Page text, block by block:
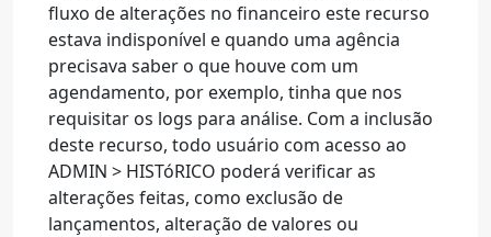
fluxo de alterações no financeiro este recurso
estava indisponível e quando uma agência
precisava saber o que houve com um
agendamento, por exemplo, tinha que nos
requisitar os logs para análise. Com a inclusão
deste recurso, todo usuário com acesso ao
ADMIN > HISTóRICO poderá verificar as
alterações feitas, como exclusão de
lançamentos, alteração de valores ou